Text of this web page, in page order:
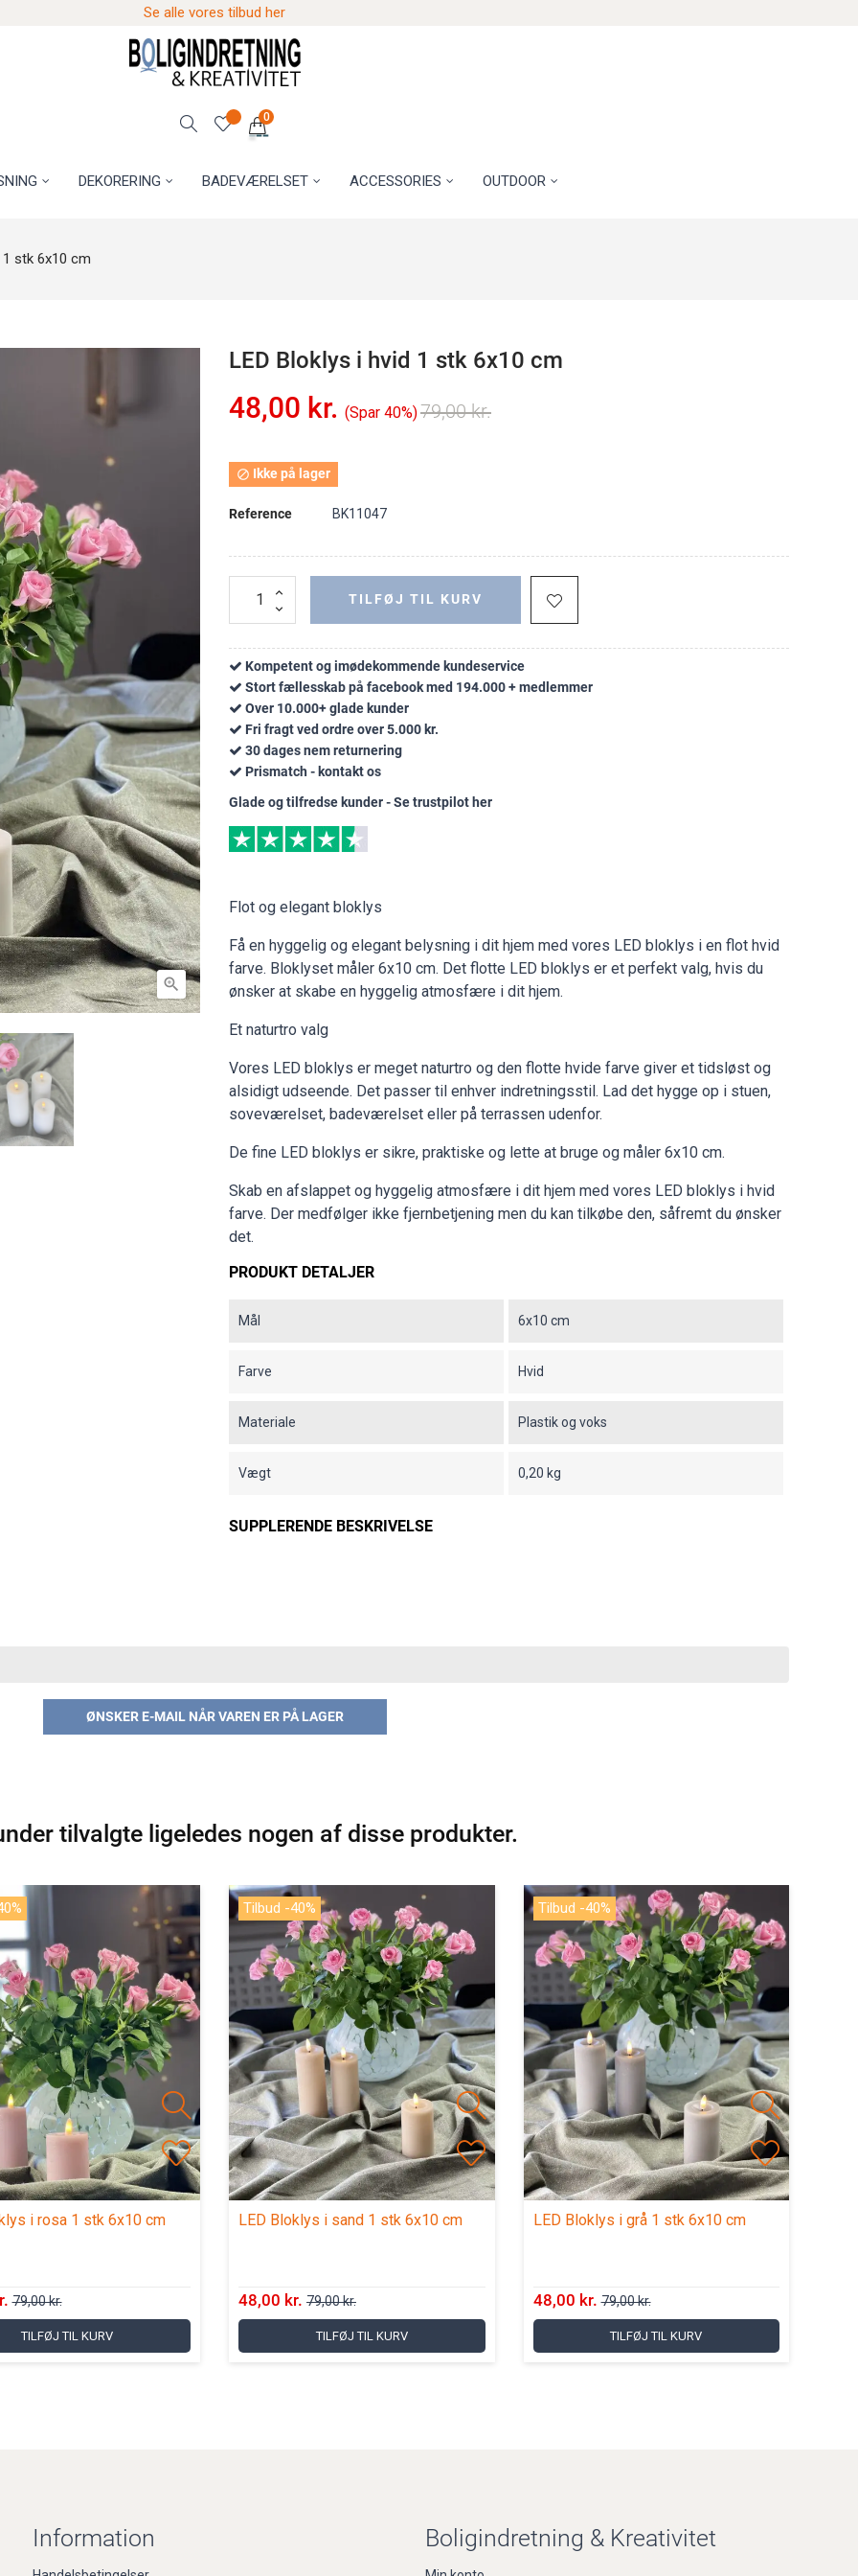
Se alle vores tilbud her
0
DEKORERING BADEVÆRELSET ACCESSORIES OUTDOOR
1 stk 6x10 cm

LED Bloklys i hvid 1 stk 6x10 cm
48,00 kr. Spar 40% 79,00 kr.
 Ikke på lager
Reference BK11047
TILFØJ TIL KURV
Kompetent og imødekommende kundeservice
Stort fællesskab på facebook med 194.000 + medlemmer
Over 10.000+ glade kunder
Fri fragt ved ordre over 5.000 kr.
30 dages nem returnering
Prismatch - kontakt os
Glade og tilfredse kunder - Se trustpilot her
Flot og elegant bloklys
Få en hyggelig og elegant belysning i dit hjem med vores LED bloklys i en flot hvid
farve. Bloklyset måler 6x10 cm. Det flotte LED bloklys er et perfekt valg, hvis du
ønsker at skabe en hyggelig atmosfære i dit hjem.
Et naturtro valg
Vores LED bloklys er meget naturtro og den flotte hvide farve giver et tidsløst og
alsidigt udseende. Det passer til enhver indretningsstil. Lad det hygge op i stuen,
soveværelset, badeværelset eller på terrassen udenfor.
De fine LED bloklys er sikre, praktiske og lette at bruge og måler 6x10 cm.
Skab en afslappet og hyggelig atmosfære i dit hjem med vores LED bloklys i hvid
farve. Der medfølger ikke fjernbetjening men du kan tilkøbe den, såfremt du ønsker
det.
PRODUKT DETALJER
Mål 6x10 cm
Farve Hvid
Materiale Plastik og voks
Vægt 0,20 kg
SUPPLERENDE BESKRIVELSE
ØNSKER E-MAIL NÅR VAREN ER PÅ LAGER
tilvalgte ligeledes nogen af disse produkter.
i rosa 1 stk 6x10 cm
79,00 kr.
TILFØJ TIL KURV
Tilbud -40%
LED Bloklys i sand 1 stk 6x10 cm
48,00 kr. 79,00 kr.
TILFØJ TIL KURV
Tilbud -40%
LED Bloklys i grå 1 stk 6x10 cm
48,00 kr. 79,00 kr.
TILFØJ TIL KURV
Information Boligindretning & Kreativitet